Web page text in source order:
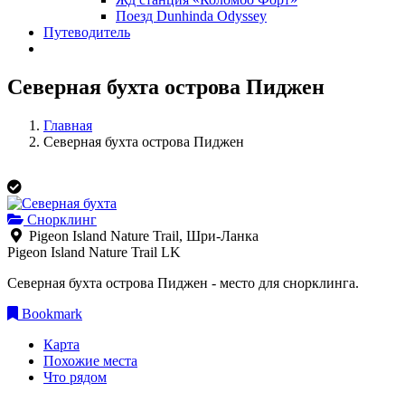
Поезд Dunhinda Odyssey
Путеводитель
Северная бухта острова Пиджен
Главная
Северная бухта острова Пиджен
Снорклинг
Pigeon Island Nature Trail, Шри-Ланка
Pigeon Island Nature Trail LK
Северная бухта острова Пиджен - место для снорклинга.
Bookmark
Карта
Похожие места
Что рядом